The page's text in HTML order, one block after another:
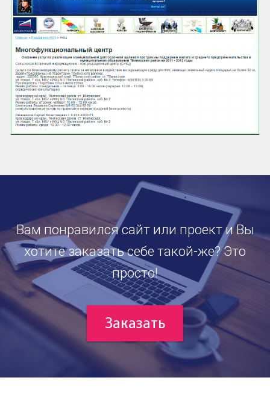
Вам понравился сайт или проект и Вы
хотите заказать себе такой-же? Это
просто!
Заказать